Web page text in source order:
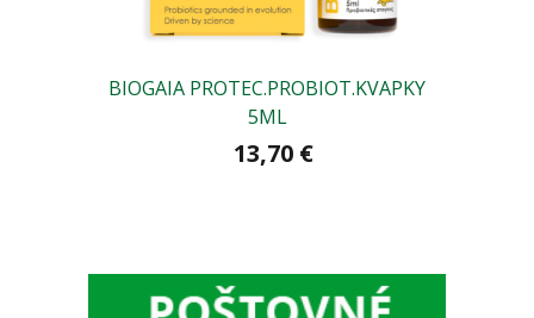
BIOGAIA PROTEC.PROBIOT.KVAPKY
5ML
13,70 €